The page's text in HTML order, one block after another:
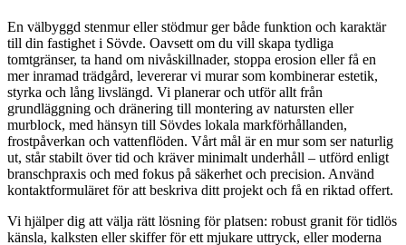
En välbyggd stenmur eller stödmur ger både funktion och karaktär
till din fastighet i Sövde. Oavsett om du vill skapa tydliga
tomtgränser, ta hand om nivåskillnader, stoppa erosion eller få en
mer inramad trädgård, levererar vi murar som kombinerar estetik,
styrka och lång livslängd. Vi planerar och utför allt från
grundläggning och dränering till montering av natursten eller
murblock, med hänsyn till Sövdes lokala markförhållanden,
frostpåverkan och vattenflöden. Vårt mål är en mur som ser naturlig
ut, står stabilt över tid och kräver minimalt underhåll – utförd enligt
branschpraxis och med fokus på säkerhet och precision. Använd
kontaktformuläret för att beskriva ditt projekt och få en riktad offert.
Vi hjälper dig att välja rätt lösning för platsen: robust granit för tidlös
känsla, kalksten eller skiffer för ett mjukare uttryck, eller moderna